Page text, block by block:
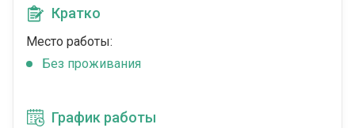
Кратко
Место работы:
Без проживания
График работы